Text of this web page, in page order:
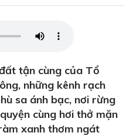
tận cùng của Tổ
những kênh rạch
sa ánh bạc, nơi rừng
cùng hơi thở mặn
xanh thơm ngát